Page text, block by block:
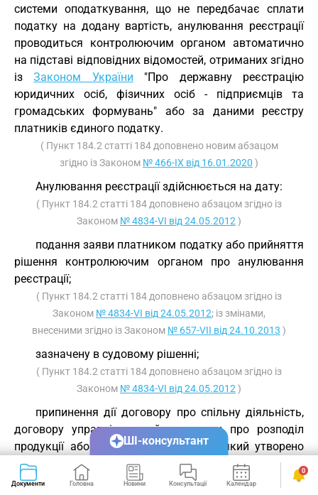
системи оподаткування, що не передбачає сплати
податку на додану вартість, анулювання реєстрації
проводиться контролюючим органом автоматично
на підставі відповідних відомостей, отриманих згідно
ізЗаконом України "Про державну реєстрацію
юридичних осіб, фізичних осіб - підприємців та
громадських формувань" або за даними реєстру
платників єдиного податку.
( Пункт 184.2 статті 184 доповнено новим абзацом
згідно із Законом № 466-IX від 16.01.2020 )
Анулювання реєстрації здійснюється на дату:
( Пункт 184.2 статті 184 доповнено абзацом згідно із
Законом № 4834-VI від 24.05.2012 )
подання заяви платником податку або прийняття
рішення контролюючим органом про анулювання
реєстрації;
( Пункт 184.2 статті 184 доповнено абзацом згідно із
Законом № 4834-VI від 24.05.2012; із змінами,
внесеними згідно із Законом № 657-VII від 24.10.2013 )
зазначену в судовому рішенні;
( Пункт 184.2 статті 184 доповнено абзацом згідно із
Законом № 4834-VI від 24.05.2012 )
припинення дії договору про спільну діяльність,
договору управління майном, угоди про розподіл
продукції або закінчення строку, на який утворено
особу, зареєстровану як платник податку;
( Пункт 184.2 статті 184 доповнено абзацом згідно із
Документи Головна Новини Консультації Календар Сервіси
0
ШІ-консультант